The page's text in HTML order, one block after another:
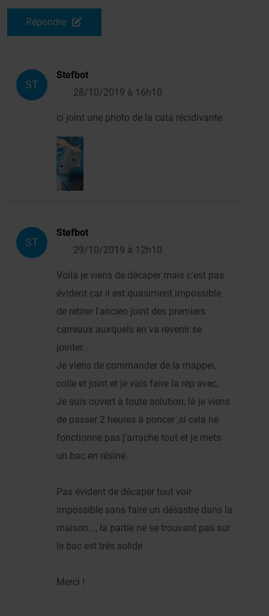
Répondre
ST
Stefbot
28/10/2019 à 16h10
ci joint une photo de la cata récidivante
ST
Stefbot
29/10/2019 à 12h10
Voilà je viens de décaper mais c'est pas
évident car il est quasiment impossible
de retirer l'ancien joint des premiers
carreaux auxquels en va revenir se
jointer...
Je viens de commander de la mappei,
colle et joint et je vais faire la rép avec,
Je suis ouvert à toute solution, là je viens
de passer 2 heures à poncer ,si cela ne
fonctionne pas j'arrache tout et je mets
un bac en résine.
Pas évident de décaper tout voir
impossible sans faire un désastre dans la
maison..., la partie ne se trouvant pas sur
le bac est très solide .
Merci !